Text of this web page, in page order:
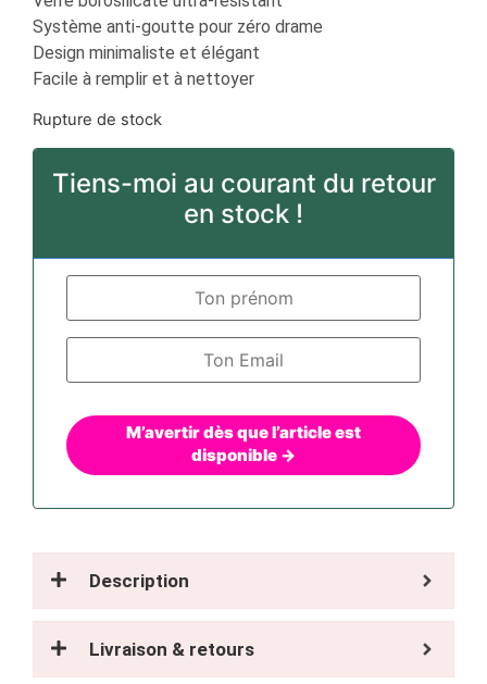
Système anti-goutte pour zéro drame
Design minimaliste et élégant
Facile à remplir et à nettoyer
Rupture de stock
Tiens-moi au courant du retour
en stock !
M’avertir dès que l’article est
disponible →
Description
Livraison & retours